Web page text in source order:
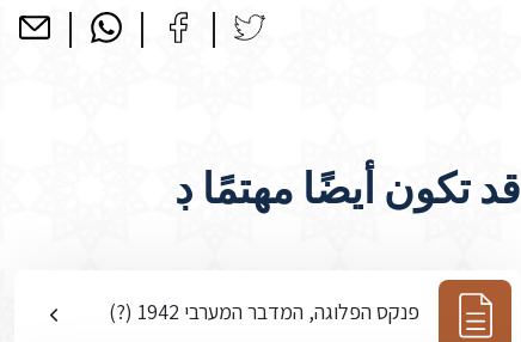
قد تكون أيضًا مهتمًا ڊ
פנקס הפלוגה, המדבר המערבי 1942 (?)